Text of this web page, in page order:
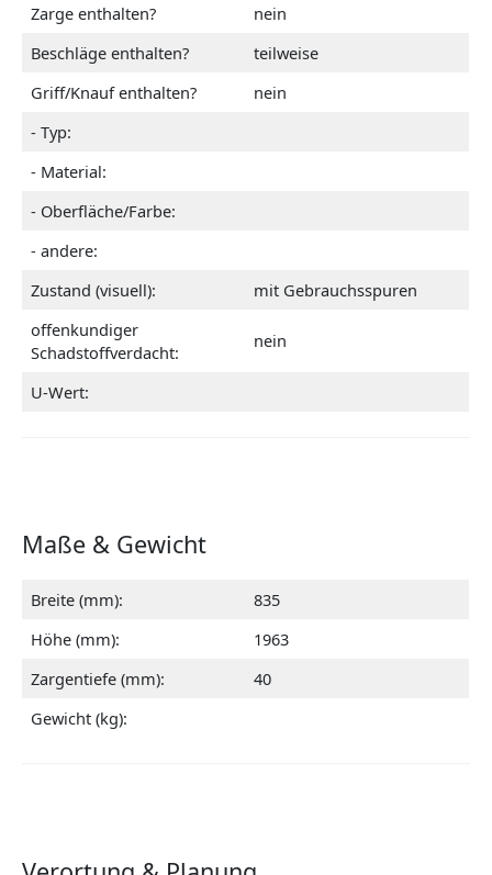
Zarge enthalten?
nein
Beschläge enthalten?
teilweise
Griff/Knauf enthalten?
nein
- Typ:
- Material:
- Oberfläche/Farbe:
- andere:
Zustand (visuell):
mit Gebrauchsspuren
offenkundiger
Schadstoffverdacht:
nein
U-Wert:
Maße & Gewicht
Breite (mm):
835
Höhe (mm):
1963
Zargentiefe (mm):
40
Gewicht (kg):